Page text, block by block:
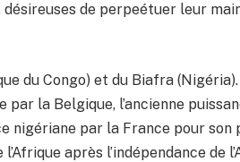
de perpeétuer leur
du Congo) et du Biafra
la Belgique, l’ancienne
nigériane par la France pour son
après l’indépendance de